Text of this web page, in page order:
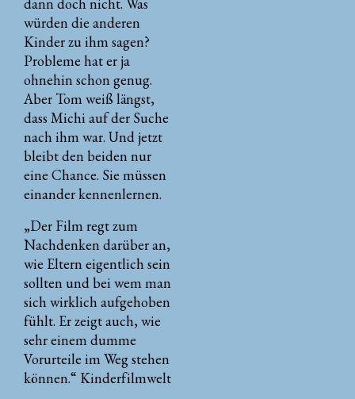
würden die anderen
Kinder zu ihm sagen?
Probleme hat er ja
ohnehin schon genug.
Aber Tom weiß längst,
dass Michi auf der Suche
nach ihm war. Und jetzt
bleibt den beiden nur
eine Chance. Sie müssen
einander kennenlernen.
„Der Film regt zum
Nachdenken darüber an,
wie Eltern eigentlich sein
sollten und bei wem man
sich wirklich aufgehoben
fühlt. Er zeigt auch, wie
sehr einem dumme
Vorurteile im Weg stehen
können.“ Kinderfilmwelt